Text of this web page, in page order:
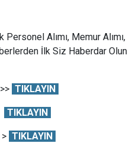
Alımı, Memur Alımı,
İlk Siz Haberdar Olun
TIKLAYIN
TIKLAYIN
TIKLAYIN